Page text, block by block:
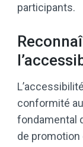
participants.
conformité
fondamental
de promotion